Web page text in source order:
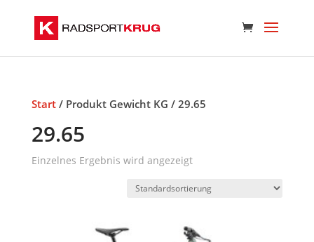
Start/ Produkt Gewicht KG / 29.65
29.65
Einzelnes Ergebnis wird angezeigt